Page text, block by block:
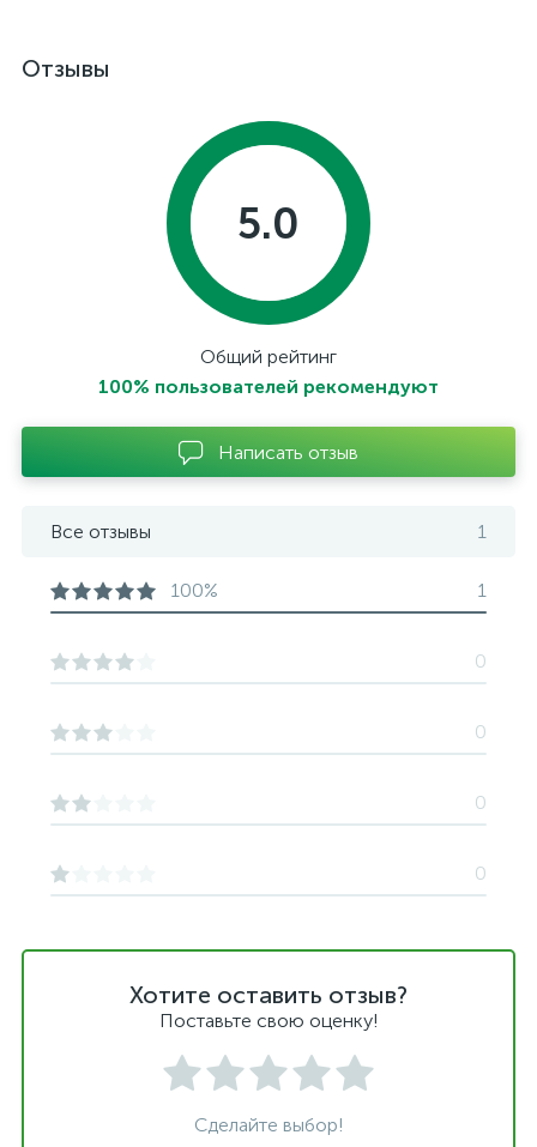
Отзывы
Хотите оставить отзыв?
Поставьте свою оценку!
Сделайте выбор!
5.0
Общий рейтинг
100% пользователей рекомендуют
Написать отзыв
Все отзывы 1
100% 1
0
0
0
0